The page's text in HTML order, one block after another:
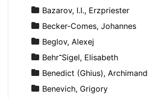
Bazarov, I.I., Erzpriester
Becker-Comes, Johannes
Beglov, Alexej
Behr־Sigel, Elisabeth
Benedict (Ghius),
Benevich, Grigory